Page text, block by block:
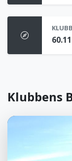
Klubbens